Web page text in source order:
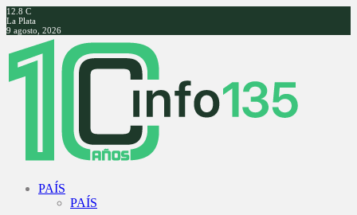
12.8 C
La Plata
9 agosto, 2026
Facebook
Twitter
Instagram
Youtube
PAÍS
PAÍS